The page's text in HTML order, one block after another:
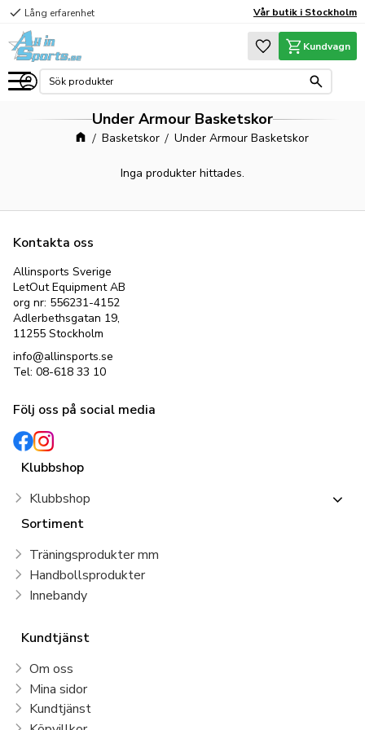
Meny
check Lång erfarenhet Vår butik i Stockholm
Favoriter
Kundvagn
Under Armour Basketskor
Basketskor Under Armour Basketskor
Inga produkter hittades.
Kontakta oss
Allinsports Sverige
LetOut Equipment AB
org nr: 556231-4152
Adlerbethsgatan 19,
11255 Stockholm
info@allinsports.se
Tel: 08-618 33 10
Följ oss på social media
Klubbshop
Klubbshop
Sortiment
Träningsprodukter mm
Handbollsprodukter
Innebandy
Kundtjänst
Om oss
Mina sidor
Kundtjänst